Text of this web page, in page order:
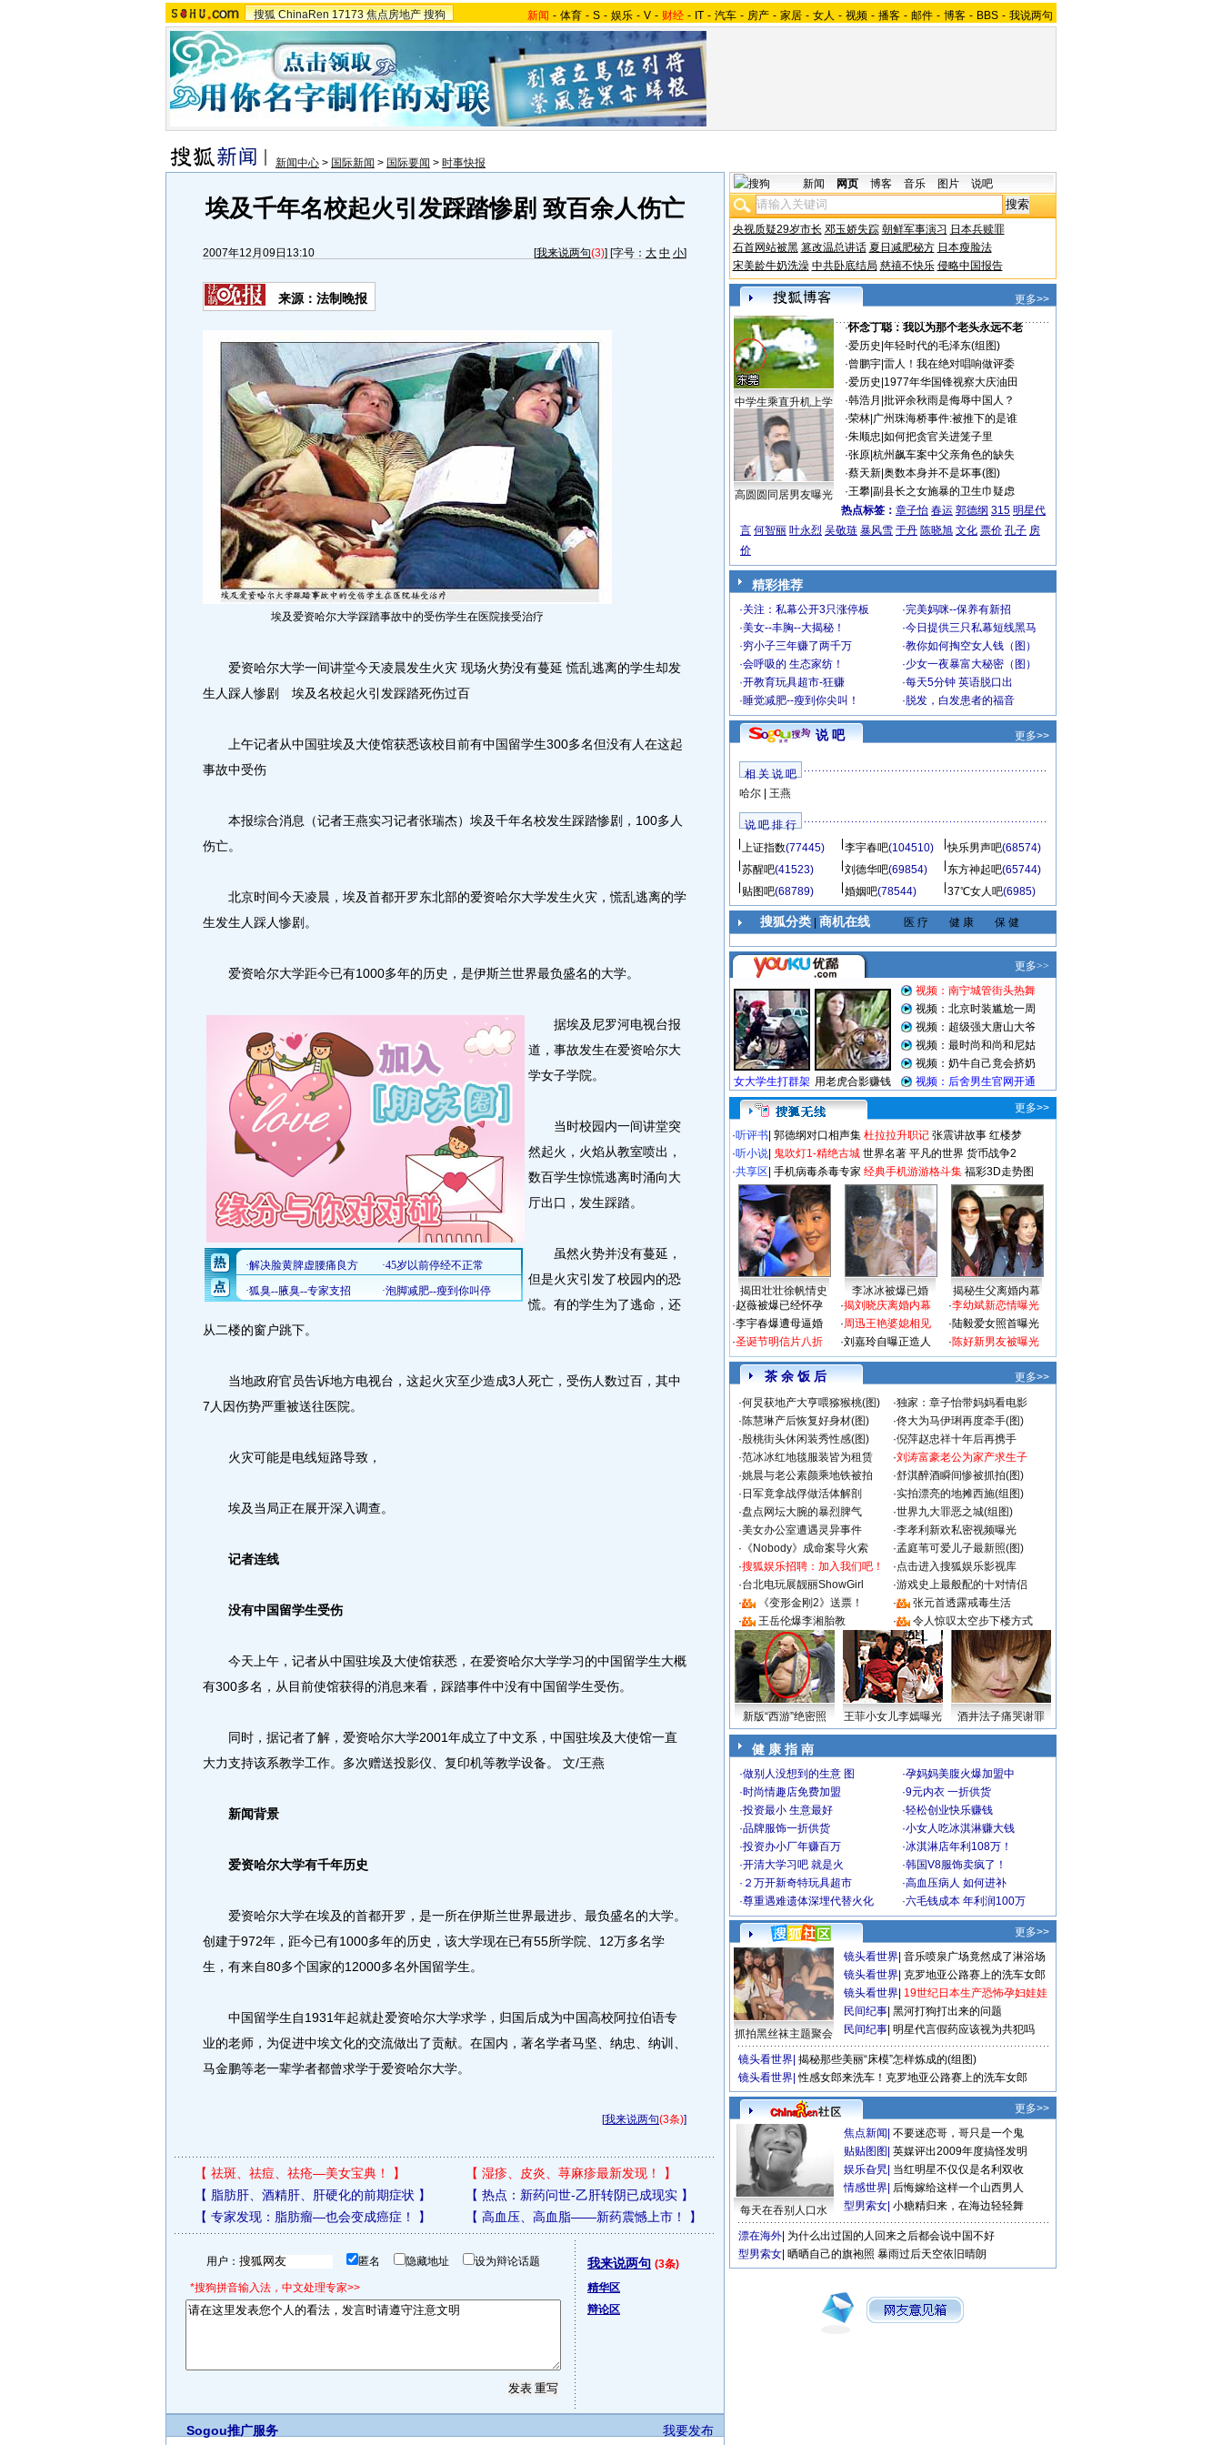
搜狐 ChinaRen 17173 焦点房地产 搜狗 新闻 - 体育 - S - 娱乐 - V - 财经 - IT - 汽车 - 房产 - 家居 - 女人 - 视频 - 播客 - 邮件 - 博客 - BBS - 我说两句
新闻中心 > 国际新闻 > 国际要闻 > 时事快报
埃及千年名校起火引发踩踏惨剧 致百余人伤亡
2007年12月09日13:10 [我来说两句(3)] [字号： 大 中 小]
来源：法制晚报
埃及爱资哈尔大学踩踏事故中的受伤学生在医院接受治疗
爱资哈尔大学一间讲堂今天凌晨发生火灾 现场火势没有蔓延 慌乱逃离的学生却发
生人踩人惨剧 埃及名校起火引发踩踏死伤过百
上午记者从中国驻埃及大使馆获悉该校目前有中国留学生300多名但没有人在这起
事故中受伤
本报综合消息（记者王燕实习记者张瑞杰）埃及千年名校发生踩踏惨剧，100多人
伤亡。
北京时间今天凌晨，埃及首都开罗东北部的爱资哈尔大学发生火灾，慌乱逃离的学
生发生人踩人惨剧。
爱资哈尔大学距今已有1000多年的历史，是伊斯兰世界最负盛名的大学。
据埃及尼罗河电视台报
道，事故发生在爱资哈尔大
学女子学院。
当时校园内一间讲堂突
然起火，火焰从教室喷出，
数百学生惊慌逃离时涌向大
厅出口，发生踩踏。
虽然火势并没有蔓延，
但是火灾引发了校园内的恐
慌。有的学生为了逃命，还
从二楼的窗户跳下。
当地政府官员告诉地方电视台，这起火灾至少造成3人死亡，受伤人数过百，其中
7人因伤势严重被送往医院。
火灾可能是电线短路导致，
埃及当局正在展开深入调查。
记者连线
没有中国留学生受伤
今天上午，记者从中国驻埃及大使馆获悉，在爱资哈尔大学学习的中国留学生大概
有300多名，从目前使馆获得的消息来看，踩踏事件中没有中国留学生受伤。
同时，据记者了解，爱资哈尔大学2001年成立了中文系，中国驻埃及大使馆一直
大力支持该系教学工作。多次赠送投影仪、复印机等教学设备。 文/王燕
新闻背景
爱资哈尔大学有千年历史
爱资哈尔大学在埃及的首都开罗，是一所在伊斯兰世界最进步、最负盛名的大学。
创建于972年，距今已有1000多年的历史，该大学现在已有55所学院、12万多名学
生，有来自80多个国家的12000多名外国留学生。
中国留学生自1931年起就赴爱资哈尔大学求学，归国后成为中国高校阿拉伯语专
业的老师，为促进中埃文化的交流做出了贡献。在国内，著名学者马坚、纳忠、纳训、
马金鹏等老一辈学者都曾求学于爱资哈尔大学。
[我来说两句(3条)]
【 祛斑、祛痘、祛疮—美女宝典！ 】 【 湿疹、皮炎、荨麻疹最新发现！
】
【 脂肪肝、酒精肝、肝硬化的前期症状 】 【 热点：新药问世-乙肝转阴已成现实】
【 专家发现：脂肪瘤—也会变成癌症！ 】 【 高血压、高血脂——新药震憾上市！ 】
用户： 匿名 隐藏地址 设为辩论话题
*搜狗拼音输入法，中文处理专家>>
我来说两句 (3条)
精华区
辩论区
我要发布
Sogou推广服务
新闻 网页 博客 音乐 图片 说吧
央视质疑29岁市长 邓玉娇失踪 朝鲜军事演习 日本兵赎罪
石首网站被黑 篡改温总讲话 夏日减肥秘方 日本瘦脸法
宋美龄牛奶洗澡 中共卧底结局 慈禧不快乐 侵略中国报告
更多>>
中学生乘直升机上学
高圆圆同居男友曝光
·怀念丁聪：我以为那个老头永远不老
·爱历史 年轻时代的毛泽东(组图)
·曾鹏宇| 雷人！我在绝对唱响做评委
·爱历史 1977年华国锋视察大庆油田
·韩浩月 批评余秋雨是侮辱中国人？
·荣林| 广州珠海桥事件:被推下的是谁
·朱顺忠 如何把贪官关进笼子里
·张原| 杭州飙车案中父亲角色的缺失
·蔡天新| 奥数本身并不是坏事(图)
·王攀| 副县长之女施暴的卫生巾疑虑
热点标签： 章子怡 春运 郭德纲 315 明星代
言 何智丽 叶永烈 吴敬琏 暴风雪 于丹 陈晓旭 文化 票价 孔子 房
价
精彩推荐
·关注：私幕公开3只涨停板 ·完美妈咪--保养有新招
·美女--丰胸--大揭秘！ ·今日提供三只私幕短线黑马
·穷小子三年赚了两千万 ·教你如何掏空女人钱（图）
·会呼吸的 生态家纺！ ·少女一夜暴富大秘密（图）
·开教育玩具超市-狂赚 ·每天5分钟 英语脱口出
·睡觉减肥--瘦到你尖叫！ · 脱发，白发患者的福音
说 吧 更多>>
相 关 说 吧
哈尔| 王燕
说 吧 排 行
上证指数(77445) 李宇春吧(104510) 快乐男声吧(68574)
苏醒吧(41523) 刘德华吧(69854) 东方神起吧(65744)
贴图吧(68789) 婚姻吧(78544) 37℃女人吧(6985)
搜狐分类| 商机在线 医 疗 健 康 保 健
更多>>
·听评书 郭德纲对口相声集 杜拉拉升职记 张震讲故事 红楼梦
·听小说 鬼吹灯1-精绝古城 世界名著 平凡的世界 货币战争2
·共享区 手机病毒杀毒专家 经典手机游游格斗集 福彩3D走势图
揭田壮壮徐帆情史 李冰冰被爆已婚
揭秘生父离婚内幕
·赵薇被爆已经怀孕
·李宇春爆遭母逼婚
·圣诞节明信片八折
·揭刘晓庆离婚内幕
·周迅王艳婆媳相见
·刘嘉玲自曝正造人
·李幼斌新恋情曝光
·陆毅爱女照首曝光
·陈好新男友被曝光
茶 余 饭 后
更多>>
·何炅获地产大亨喂猕猴桃(图) ·独家：章子怡带妈妈看电影
·陈慧琳产后恢复好身材(图) ·佟大为马伊琍再度牵手(图)
·殷桃街头休闲装秀性感(图) ·倪萍赵忠祥十年后再携手
·范冰冰红地毯服装皆为租赁 ·刘涛富豪老公为家产求生子
·姚晨与老公素颜乘地铁被拍 ·舒淇醉酒瞬间惨被抓拍(图)
· 日军竟拿战俘做活体解剖 ·实拍漂亮的地摊西施(组图)
·盘点网坛大腕的暴烈脾气 ·世界九大罪恶之城(组图)
·美女办公室遭遇灵异事件 ·李孝利新欢私密视频曝光
· 《Nobody》成命案导火索 ·孟庭苇可爱儿子最新照(图)
·搜狐娱乐招聘：加入我们吧！ ·点击进入搜狐娱乐影视库
·台北电玩展靓丽ShowGirl ·游戏史上最般配的十对情侣
·
《变形金刚2》送票！ ·
张元首透露戒毒生活
·
王岳伦爆李湘胎教 · 令人惊叹太空步下楼方式
新版“西游”绝密照 王菲小女儿李嫣曝光 酒井法子痛哭谢罪
健 康 指 南
·做别人没想到的生意 图 ·孕妈妈美腹火爆加盟中
·时尚情趣店免费加盟 ·9元内衣 一折供货
·投资最小 生意最好 ·轻松创业快乐赚钱
·品牌服饰一折供货 ·小女人吃冰淇淋赚大钱
·投资办小厂年赚百万 ·冰淇淋店年利108万！
·开清大学习吧 就是火 ·韩国V8服饰卖疯了！
· ２万开新奇特玩具超市 ·高血压病人 如何进补
·尊重遇难遗体深埋代替火化 ·六毛钱成本 年利润100万
更多>>
抓拍黑丝袜主题聚会
镜头看世界 音乐喷泉广场竟然成了淋浴场
镜头看世界 克罗地亚公路赛上的洗车女郎
镜头看世界 19世纪日本生产恐怖孕妇娃娃
民间纪事 黑河打狗打出来的问题
民间纪事 明星代言假药应该视为共犯吗
镜头看世界 揭秘那些美丽“床模”怎样炼成的(组图)
镜头看世界 性感女郎来洗车！克罗地亚公路赛上的洗车女郎
更多>>
每天在吞别人口水
焦点新闻 不要迷恋哥，哥只是一个鬼
贴贴图图 英媒评出2009年度搞怪发明
娱乐旮旯 当红明星不仅仅是名利双收
情感世界 后悔嫁给这样一个山西男人
型男索女 小糖精归来，在海边轻轻舞
漂在海外 为什么出过国的人回来之后都会说中国不好
型男索女 晒晒自己的旗袍照 暴雨过后天空依旧晴朗